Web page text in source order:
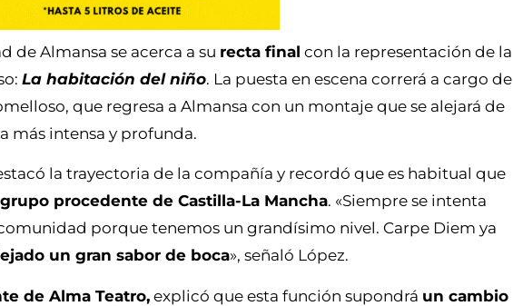
de Almansa se acerca a su recta final con la representación de la
La habitación del niño. La puesta en escena correrá a cargo de
que regresa a Almansa con un montaje que se alejará de
más intensa y profunda.
la trayectoria de la compañía y recordó que es habitual que
grupo procedente de Castilla-La Mancha. «Siempre se intenta
porque tenemos un grandísimo nivel. Carpe Diem ya
un gran sabor de boca», señaló López.
de Alma Teatro,explicó que esta función supondrá un cambio